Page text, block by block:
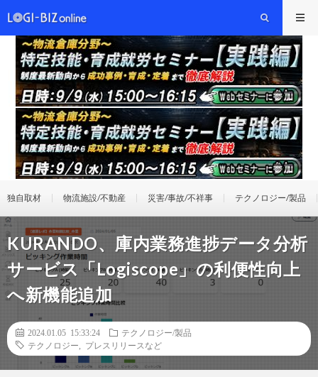
独自取材 物流施設/不動産 災害/事故/不祥事 テクノロジー/製品
KURANDO、庫内業務進捗データ分析
サービス「Logiscope」の利便性向上
へ新機能追加
2024.01.05 15:33:24
テクノロジー/製品
テクノロジー
プレスリリースなど